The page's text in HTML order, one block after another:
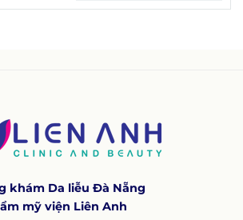
tượng
hình
loại
các
biến
năng động, mà còn là
khám Da liễu Đà Nẵng
mỹ viện Liên Anh